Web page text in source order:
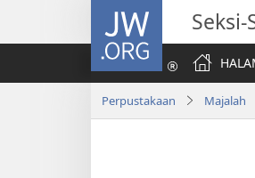
JW.ORG Seksi-
Perpustakaan Majalah